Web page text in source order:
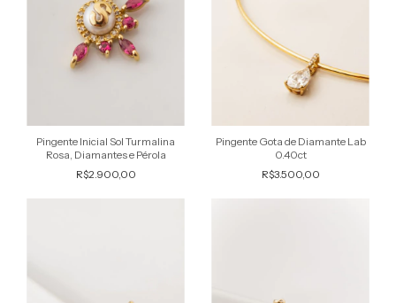
Pingente Inicial Sol Turmalina
Rosa, Diamantes e Pérola
R$2.900,00
Pingente Gota de Diamante Lab
0.40ct
R$3.500,00